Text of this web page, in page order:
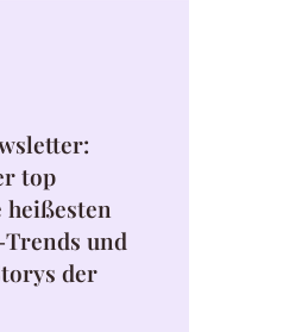
top
und
der